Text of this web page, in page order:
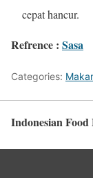
cepat hancur.
Refrence : Sasa
Categories:
Indonesian Food